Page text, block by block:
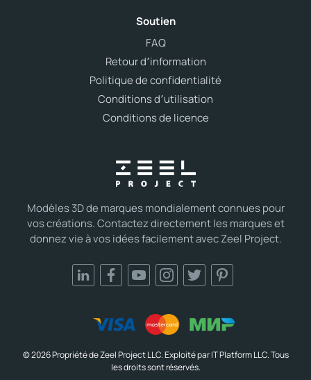
Modèles 3D de marques mondialement connues pour
vos créations. Contactez directement les marques et
donnez vie à vos idées facilement avec Zeel Project.
Soutien
FAQ
Retour d՚information
Politique de confidentialité
Conditions d՚utilisation
Conditions de licence
© 2026 Propriété de Zeel Project LLC. Exploité par IT Platform LLC. Tous
les droits sont réservés.